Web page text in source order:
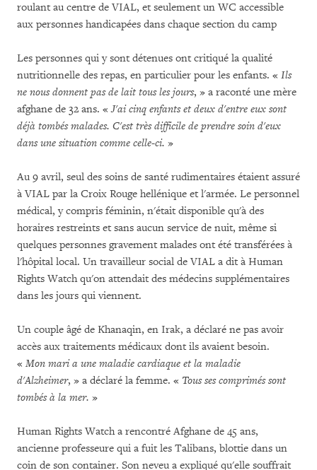
roulant au centre de VIAL, et seulement un WC accessible
aux personnes handicapées dans chaque section du camp
Les personnes qui y sont détenues ont critiqué la qualité
nutritionnelle des repas, en particulier pour les enfants. « Ils
ne nous donnent pas de lait tous les jours, » a raconté une mère
afghane de 32 ans. «J'ai cinq enfants et deux d'entre eux sont
déjà tombés malades. C'est très difficile de prendre soin d'eux
dans une situation comme celle-ci. »
Au 9 avril, seul des soins de santé rudimentaires étaient assuré
à VIAL par la Croix Rouge hellénique et l'armée. Le personnel
médical, y compris féminin, n'était disponible qu'à des
horaires restreints et sans aucun service de nuit, même si
quelques personnes gravement malades ont été transférées à
l'hôpital local. Un travailleur social de VIAL a dit à Human
Rights Watch qu'on attendait des médecins supplémentaires
dans les jours qui viennent.
Un couple âgé de Khanaqin, en Irak, a déclaré ne pas avoir
accès aux traitements médicaux dont ils avaient besoin.
« Mon mari a une maladie cardiaque et la maladie
d'Alzheimer, » a déclaré la femme. « Tous ses comprimés sont
tombés à la mer. »
Human Rights Watch a rencontré Afghane de 45 ans,
ancienne professeure qui a fuit les Talibans, blottie dans un
coin de son container. Son neveu a expliqué qu'elle souffrait